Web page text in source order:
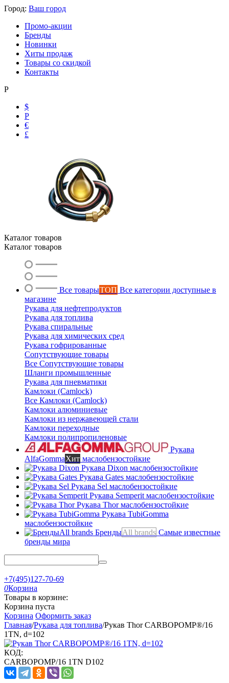
Город: Ваш город
Промо-акции
Бренды
Новинки
Хиты продаж
Товары со скидкой
Контакты
Р
$
Р
€
£
Каталог товаров
Каталог товаров
Все товарыТОП Все категории доступные в
магазине
Рукава для нефтепродуктов
Рукава для топлива
Рукава спиральные
Рукава для химических сред
Рукава гофрированные
Сопутствующие товары
Все Сопутствующие товары
Шланги промышленные
Рукава для пневматики
Камлоки (Camlock)
Все Камлоки (Camlock)
Камлоки алюминиевые
Камлоки из нержавеющей стали
Камлоки переходные
Камлоки полипропиленовые
Рукава
AlfaGommaХит маслобензостойкие
Рукава Dixon маслобензостойкие
Рукава Gates маслобензостойкие
Рукава Sel маслобензостойкие
Рукава Semperit маслобензостойкие
Рукава Thorмаслобензостойкие
Рукава TubiGomma
маслобензостойкие
БрендыAll brands Самые известные
бренды мира
+7(495)127-70-69
0Корзина
Товары в корзине:
Корзина пуста
Корзина Оформить заказ
Главная/Рукава для топлива/Рукав Thor CARBOPOMP®/16
1TN, d=102
КОД:
CARBOPOMP/16 1TN D102
Ольга
Маслобензостойкие рукава